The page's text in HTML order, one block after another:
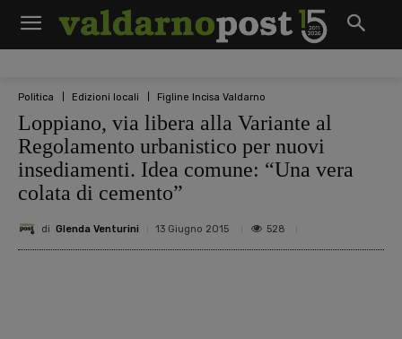
Politica Edizioni locali Figline Incisa Valdarno
Loppiano, via libera alla Variante al
Regolamento urbanistico per nuovi
insediamenti. Idea comune: “Una vera
colata di cemento”
di Glenda Venturini 13 Giugno 2015 528